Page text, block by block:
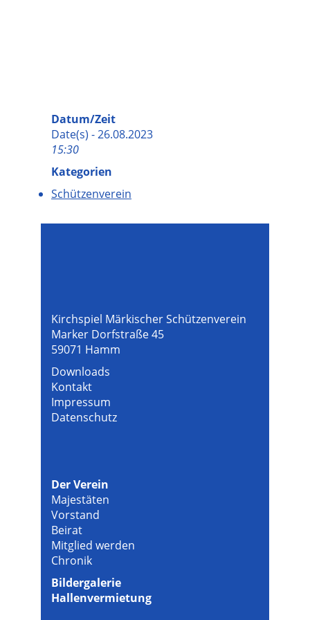
Datum/Zeit
Date(s) - 26.08.2023
15:30
Kategorien
Schützenverein
Kirchspiel Märkischer Schützenverein
Marker Dorfstraße 45
59071 Hamm
Downloads
Kontakt
Impressum
Datenschutz
Der Verein
Majestäten
Vorstand
Beirat
Mitglied werden
Chronik
Bildergalerie
Hallenvermietung